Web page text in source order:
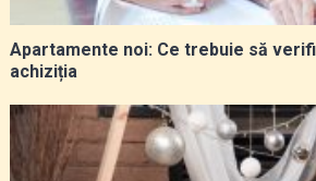
Apartamente noi: Ce trebuie să
achiziția